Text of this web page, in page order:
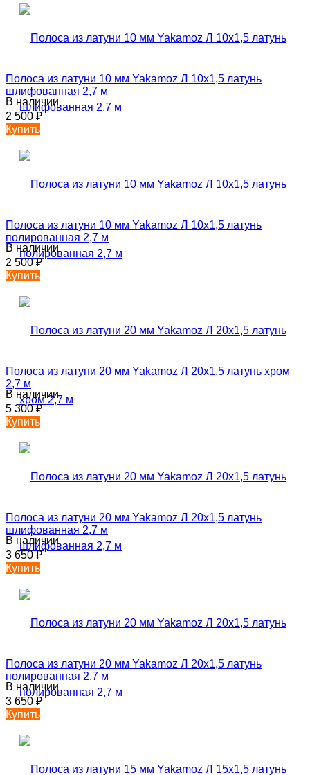
Полоса из латуни 10 мм Yakamoz Л 10х1,5 латунь
шлифованная 2,7 м
В наличии
2 500₽
Купить
Полоса из латуни 10 мм Yakamoz Л 10х1,5 латунь
полированная 2,7 м
В наличии
2 500₽
Купить
Полоса из латуни 20 мм Yakamoz Л 20х1,5 латунь хром
2,7 м
В наличии
5 300₽
Купить
Полоса из латуни 20 мм Yakamoz Л 20х1,5 латунь
шлифованная 2,7 м
В наличии
3 650₽
Купить
Полоса из латуни 20 мм Yakamoz Л 20х1,5 латунь
полированная 2,7 м
В наличии
3 650₽
Купить